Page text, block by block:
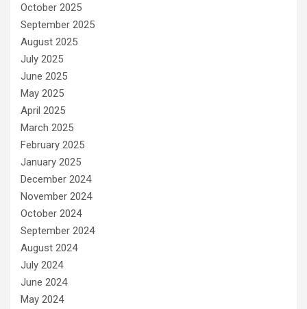
October 2025
September 2025
August 2025
July 2025
June 2025
May 2025
April 2025
March 2025
February 2025
January 2025
December 2024
November 2024
October 2024
September 2024
August 2024
July 2024
June 2024
May 2024